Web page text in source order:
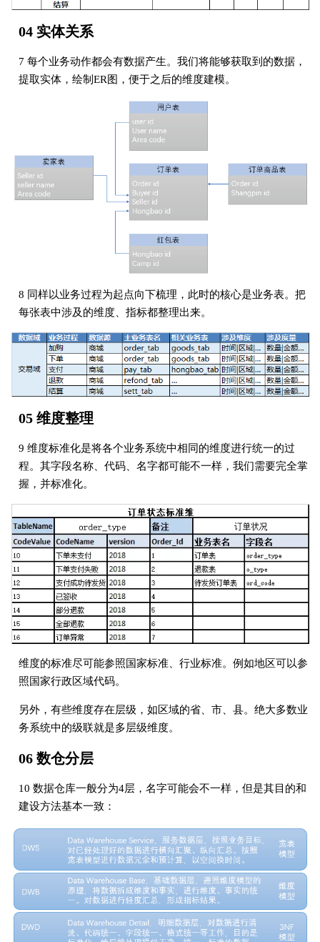
04 实体关系
7 每个业务动作都会有数据产生。我们将能够获取到的数据，
提取实体，绘制ER图，便于之后的维度建模。
8 同样以业务过程为起点向下梳理，此时的核心是业务表。把
每张表中涉及的维度、指标都整理出来。
05 维度整理
9 维度标准化是将各个业务系统中相同的维度进行统一的过
程。其字段名称、代码、名字都可能不一样，我们需要完全掌
握，并标准化。
维度的标准尽可能参照国家标准、行业标准。例如地区可以参
照国家行政区域代码。
另外，有些维度存在层级，如区域的省、市、县。绝大多数业
务系统中的级联就是多层级维度。
06 数仓分层
10 数据仓库一般分为4层，名字可能会不一样，但是其目的和
建设方法基本一致：